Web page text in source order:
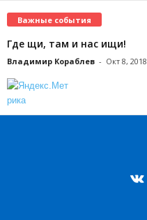
Важные события
Где щи, там и нас ищи!
Владимир Кораблев - Окт 8, 2018